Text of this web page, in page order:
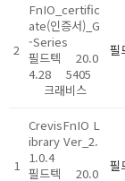
2
FnIO_certific
ate(인증서)_G
-Series
필드텍
20.0
4.28
5405
크래비스
필
1
CrevisFnIO L
ibrary Ver_2.
1.0.4
필드텍
20.0
필